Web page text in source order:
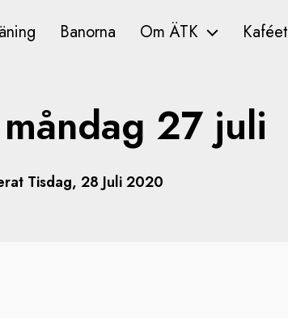
Banorna Om ÄTK Kaféet
27 juli
Tisdag, 28 Juli 2020